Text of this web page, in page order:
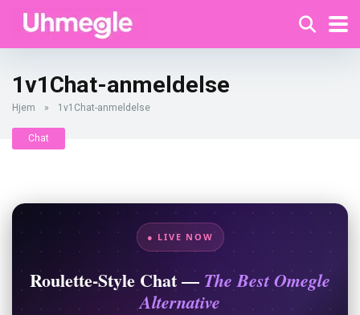
1v1Chat-anmeldelse
Hjem » 1v1Chat-anmeldelse
Chat
● LIVE NOW
Roulette-Style Chat — The Best Omegle
Alternative